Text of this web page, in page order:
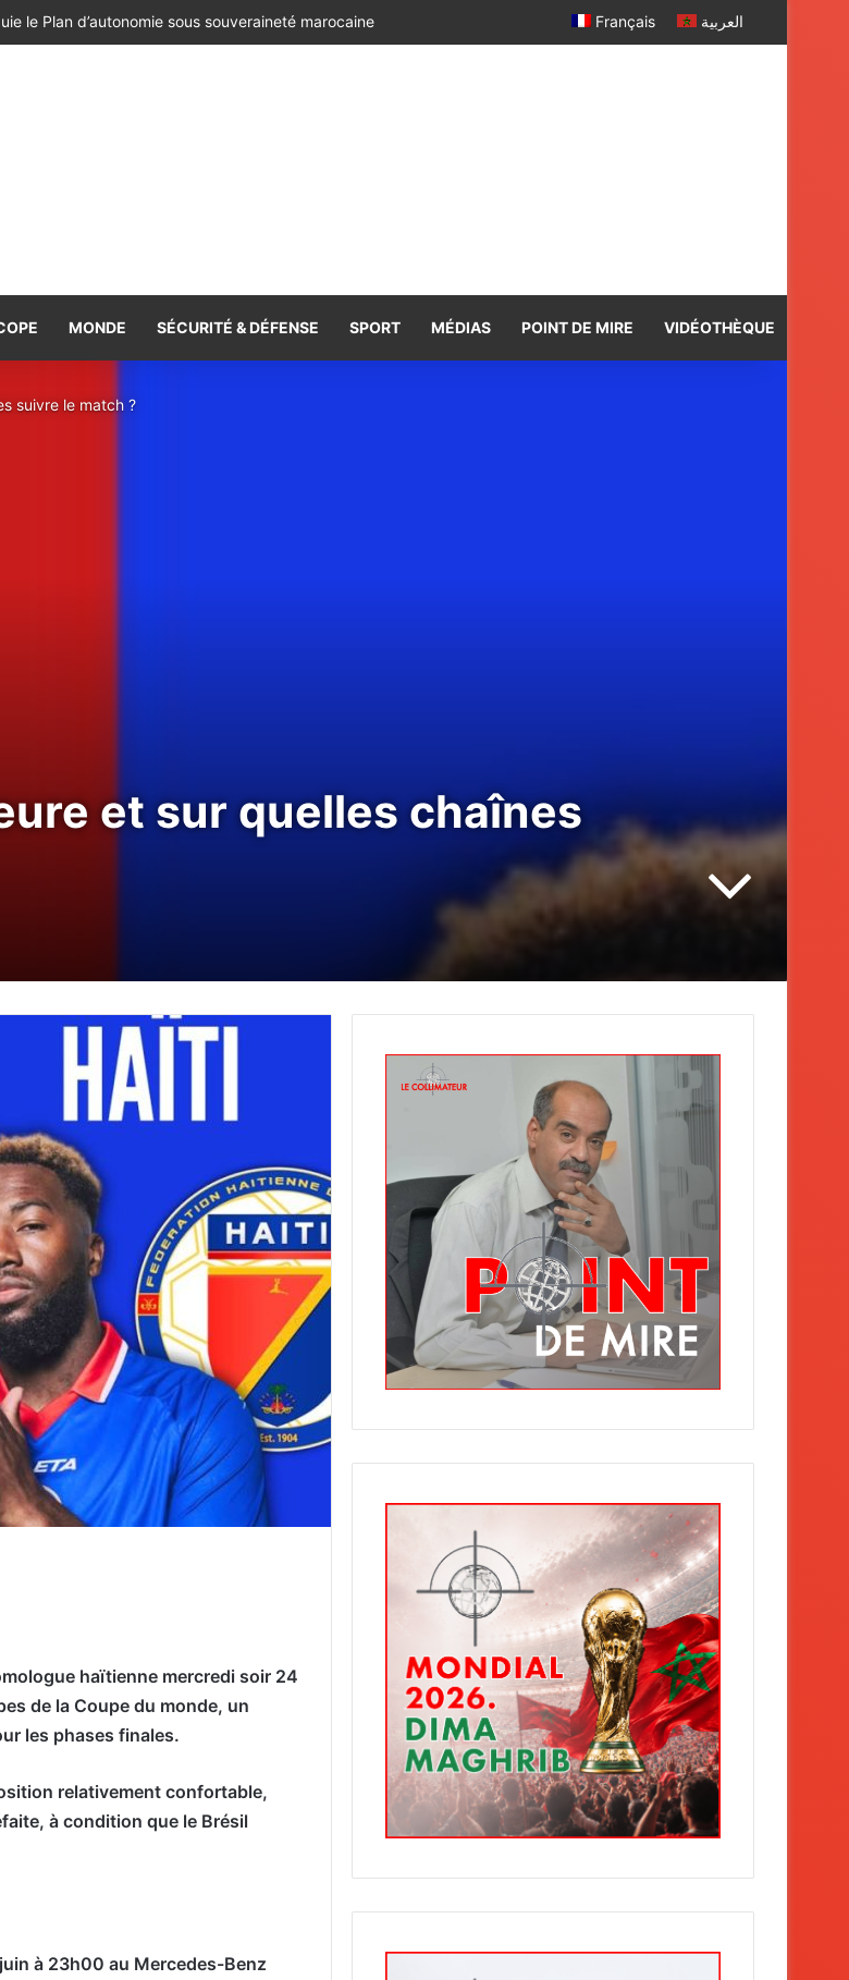
de Roumanie, porteur d’un message adressé à SM le Roi Français العربية
MONDE SÉCURITÉ & DÉFENSE SPORT MÉDIAS POINT DE MIRE VIDÉOTHÈQUE
suivre le match ?
et sur quelles chaînes
haïtienne mercredi soir 24
de la Coupe du monde, un
les phases finales.
relativement confortable,
à condition que le Brésil
à 23h00 au Mercedes-Benz